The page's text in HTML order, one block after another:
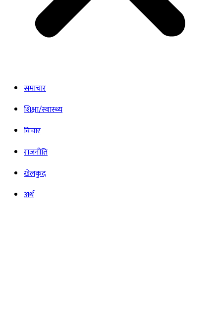
समाचार
शिक्षा/स्वास्थ्य
विचार
राजनीति
खेलकुद
अर्थ